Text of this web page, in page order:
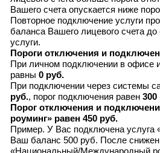
Вашего счета опускается ниже
Повторное подключение услуги
баланса Вашего лицевого счета
услуги.
Пороги отключения и
При личном подключении в офисе
равны 0 руб.
При подключении через системы
руб., порог подключения равен 300
Порог отключения и
роуминг» равен 450 руб.
Пример. У Вас подключена
Ваш баланс 500 руб. После
«Национальный/Международный